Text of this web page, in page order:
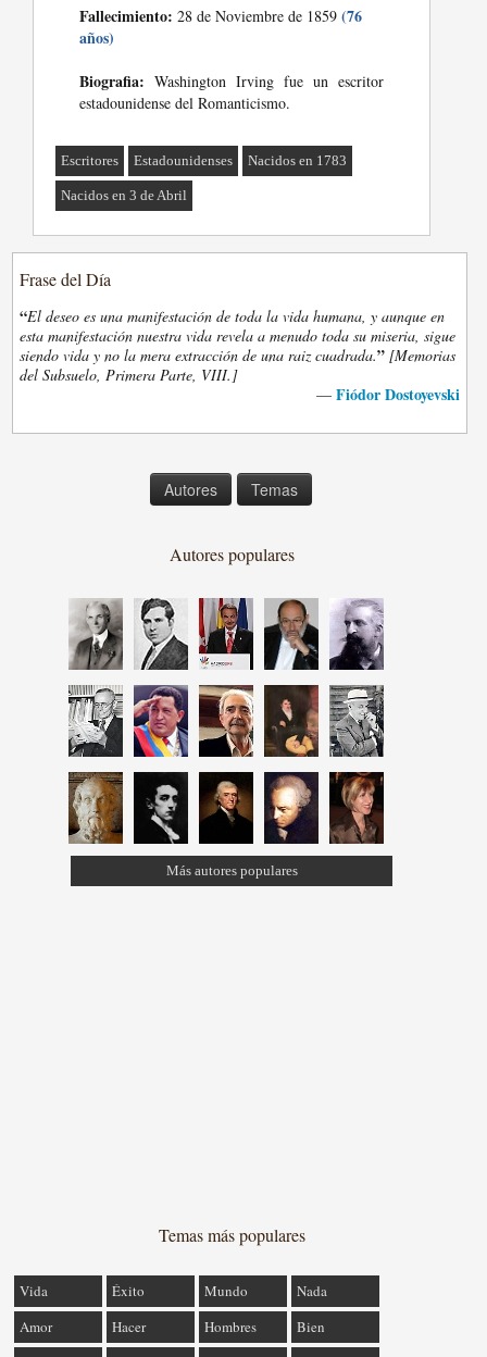
Fallecimiento: 28 de Noviembre de 1859(76
años)
Biografia: Washington Irving fue un escritor
estadounidense del Romanticismo.
Escritores Estadounidenses Nacidos en 1783
Nacidos en 3 de Abril
Frase del Día
“El deseo es una manifestación de toda la vida humana, y aunque en
esta manifestación nuestra vida revela a menudo toda su miseria, sigue
siendo vida y no la mera extracción de una raiz cuadrada.” [Memorias
del Subsuelo, Primera Parte, VIII.]
— Fiódor Dostoyevski
Autores Temas
Autores populares
Más autores populares
Temas más populares
Vida Éxito Mundo
Nada
Amor
Hacer Hombres
Bien